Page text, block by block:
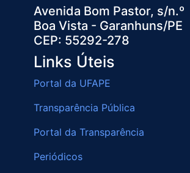
Avenida Bom Pastor, s/n.º
Boa Vista - Garanhuns/PE
CEP: 55292-278
Links Úteis
Portal da UFAPE
Transparência Pública
Portal da Transparência
Periódicos